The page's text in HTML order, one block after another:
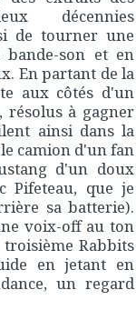
décennies
de tourner une
son et en
En partant de la
aux côtés d'un
résolus à gagner
ainsi dans la
camion d'un fan
d'un doux
que je
sa batterie).
voix-off au ton
troisième Rabbits
en jetant en
un regard